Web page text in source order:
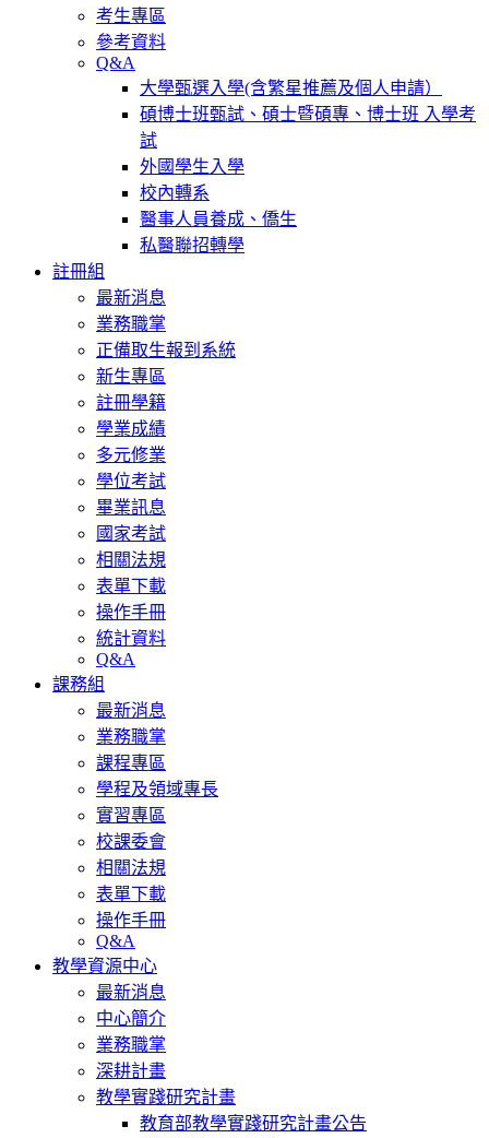
考生專區
參考資料
Q&A
大學甄選入學(含繁星推薦及個人申請）
碩博士班甄試、碩士暨碩專、博士班 入學考
試
外國學生入學
校內轉系
醫事人員養成、僑生
私醫聯招轉學
註冊組
最新消息
業務職掌
正備取生報到系統
新生專區
註冊學籍
學業成績
多元修業
學位考試
畢業訊息
國家考試
相關法規
表單下載
操作手冊
統計資料
Q&A
課務組
最新消息
業務職掌
課程專區
學程及領域專長
實習專區
校課委會
相關法規
表單下載
操作手冊
Q&A
教學資源中心
最新消息
中心簡介
業務職掌
深耕計畫
教學實踐研究計畫
教育部教學實踐研究計畫公告